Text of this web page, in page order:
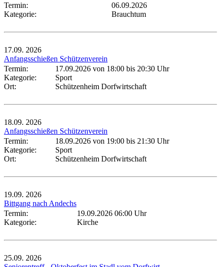
Termin:
06.09.2026
Kategorie:
Brauchtum
17.09. 2026
Anfangsschießen Schützenverein
Termin:
17.09.2026 von 18:00 bis 20:30 Uhr
Kategorie:
Sport
Ort:
Schützenheim Dorfwirtschaft
18.09. 2026
Anfangsschießen Schützenverein
Termin:
18.09.2026 von 19:00 bis 21:30 Uhr
Kategorie:
Sport
Ort:
Schützenheim Dorfwirtschaft
19.09. 2026
Bittgang nach Andechs
Termin:
19.09.2026 06:00 Uhr
Kategorie:
Kirche
25.09. 2026